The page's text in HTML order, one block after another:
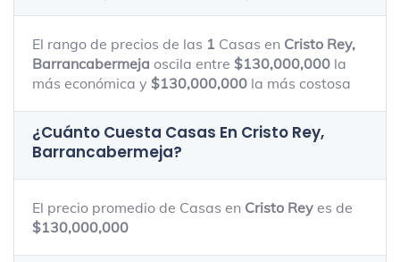
El rango de precios de las 1 Casas en Cristo Rey,
Barrancabermeja oscila entre $130,000,000 la
más económica y $130,000,000 la más costosa
¿Cuánto Cuesta Casas En Cristo Rey,
Barrancabermeja?
El precio promedio de Casas en Cristo Rey es de
$130,000,000